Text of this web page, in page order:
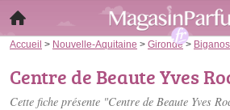
Accueil > Nouvelle-Aquitaine > Gironde> Biganos
Centre de Beaute Yves
Cette fiche présente "Centre de Beaute Yves